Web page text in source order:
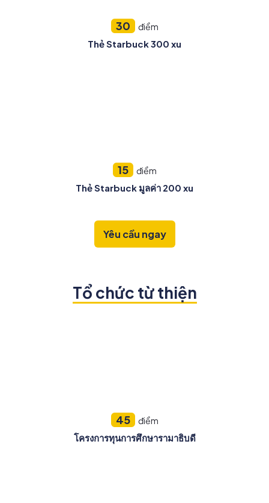
30 điểm
Thẻ Starbuck 300 xu
15 điểm
Thẻ Starbuck มูลค่า 200 xu
Yêu cầu ngay
Tổ chức từ thiện
45 điểm
โครงการทุนการศึกษารามาธิบดี